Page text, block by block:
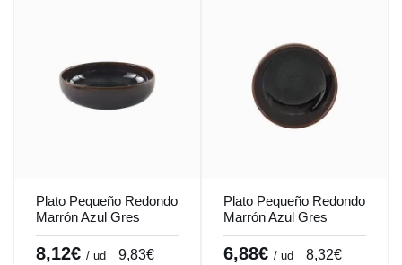
Plato Pequeño Redondo
Marrón Azul Gres
Esmaltado Ø 16 Cm
Amber Accolade
8,12€ / ud 9,83€
Plato Pequeño Redondo
Marrón Azul Gres
Esmaltado Ø 12 Cm
Amber Accolade
6,88€ / ud 8,32€